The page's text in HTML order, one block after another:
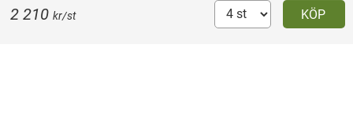
KÖP
2 210 kr/st